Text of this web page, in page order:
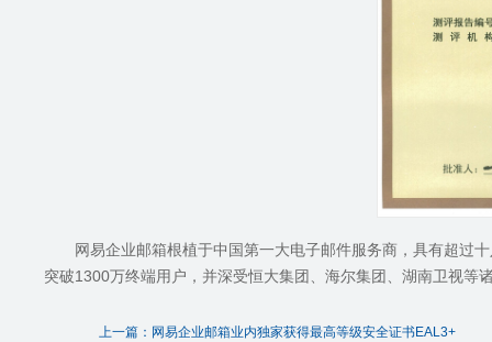
网易企业邮箱根植于中国第一大电子邮件服务商，具有超过
突破1300万终端用户，并深受恒大集团、海尔集团、湖南卫视等
上一篇：网易企业邮箱业内独家获得最高等级安全证书EAL3+